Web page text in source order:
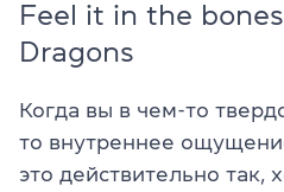
Feel it in the
Dragons
Когда вы в чем-то
то внутреннее
это действительно так,